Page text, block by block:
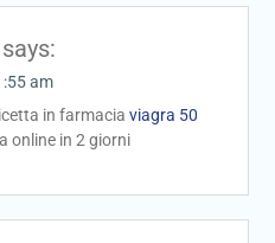
says:
am
in farmacia viagra 50
online in 2 giorni